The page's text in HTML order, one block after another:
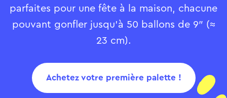
parfaites pour une fête à la maison, chacune
pouvant gonfler jusqu’à 50 ballons de 9″ (≈
23 cm).
Achetez votre première palette !